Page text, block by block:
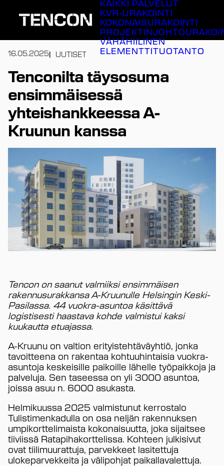
sisältöön
KAIKKI PALVELUT
KVR-URAKOINTI
KOKONAISURAKOINTI
VÄHÄHIILINEN
ELEMENTTITUOTANTO
16.05.2025 UUTISET
Tenconilta täysosuma
ensimmäisessä
yhteishankkeessa A-
Kruunun kanssa
Tencon on saanut valmiiksi ensimmäisen
rakennusurakkansa A-Kruunulle Helsingin Keski-
Pasilassa. 44 vuokra-asuntoa käsittävä
logistisesti haastava kohde valmistui kaksi
kuukautta etuajassa.
A-Kruunu on valtion erityistehtäväyhtiö, jonka
tavoitteena on rakentaa kohtuuhintaisia vuokra-
asuntoja keskeisille paikoille lähelle työpaikkoja ja
palveluja. Sen taseessa on yli 3000 asuntoa,
joissa asuu n. 6000 asukasta.
Helmikuussa 2025 valmistunut kerrostalo
Tulistimenkadulla on osa neljän rakennuksen
umpikorttelimaista kokonaisuutta, joka sijaitsee
tiiviissä Ratapihakorttelissa. Kohteen julkisivut
ovat tiilimuurattuja, parvekkeet lasitettuja
ulokeparvekkeita ja välipohjat paikallavalettuja.